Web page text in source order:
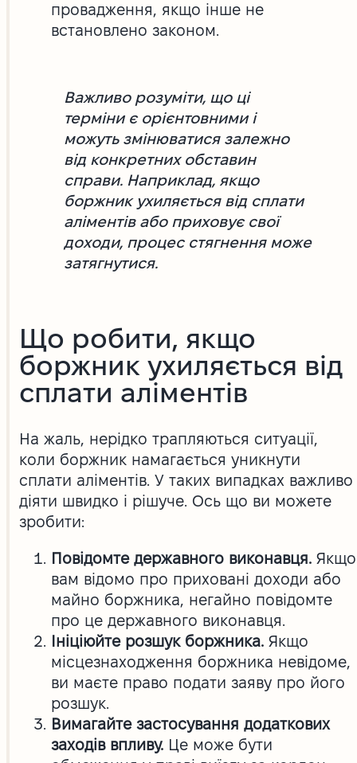
провадження, якщо інше не
встановлено законом.
Важливо розуміти, що ці
терміни є орієнтовними і
можуть змінюватися залежно
від конкретних обставин
справи. Наприклад, якщо
боржник ухиляється від сплати
аліментів або приховує свої
доходи, процес стягнення може
затягнутися.
Що робити, якщо
боржник ухиляється від
сплати аліментів
На жаль, нерідко трапляються ситуації,
коли боржник намагається уникнути
сплати аліментів. У таких випадках важливо
діяти швидко і рішуче. Ось що ви можете
зробити:
Повідомте державного виконавця.Якщо
вам відомо про приховані доходи або
майно боржника, негайно повідомте
про це державного виконавця.
Ініціюйте розшук боржника.Якщо
місцезнаходження боржника невідоме,
ви маєте право подати заяву про його
розшук.
Вимагайте застосування додаткових
заходів впливу. Це може бути